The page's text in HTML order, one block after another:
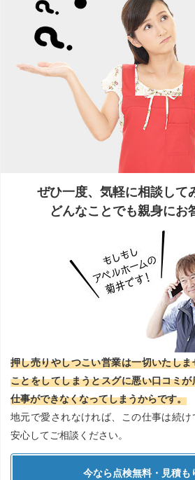
ぜひ一度、気軽に相談して
どんなことでも親身にお
押し売りやしつこい営業は一切いたし
ことをしてしまうとスグに悪い口コミ
仕事ができなくなってしまうからです。
地元で愛されなければ、この仕事は続け
安心してご相談ください。
今なら点検無料・見積も